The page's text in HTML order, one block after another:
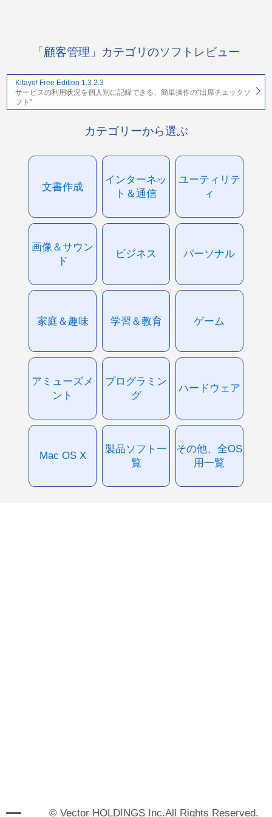
「顧客管理」カテゴリのソフトレビュー
Kitayo! Free Edition 1.3.2.3
サービスの利用状況を個人別に記録できる、簡単操作の“出席チェックソ
フト”
カテゴリーから選ぶ
文書作成
インターネッ
ト＆通信
ユーティリテ
ィ
画像＆サウン
ド
ビジネス パーソナル
家庭＆趣味 学習＆教育 ゲーム
アミューズメ
ント
プログラミン
グ
ハードウェア
Mac OS X
製品ソフト一
覧
その他、全OS
用一覧
© Vector HOLDINGS Inc.All Rights Reserved.